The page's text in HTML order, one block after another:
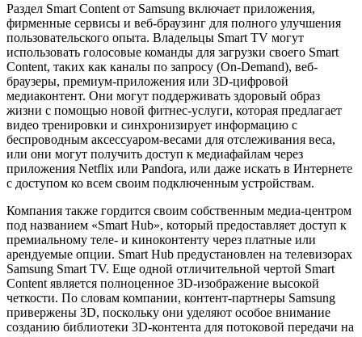
Раздел Smart Content от Samsung включает приложения,
фирменные сервисы и веб-браузинг для полного улучшения
пользовательского опыта. Владельцы Smart TV могут
использовать голосовые команды для загрузки своего Smart
Content, таких как каналы по запросу (On-Demand), веб-
браузеры, премиум-приложения или 3D-цифровой
медиаконтент. Они могут поддерживать здоровый образ
жизни с помощью новой фитнес-услуги, которая предлагает
видео тренировки и синхронизирует информацию с
беспроводным аксессуаром-весами для отслеживания веса,
или они могут получить доступ к медиафайлам через
приложения Netflix или Pandora, или даже искать в Интернете
с доступом ко всем своим подключенным устройствам.
Компания также гордится своим собственным медиа-центром
под названием «Smart Hub», который предоставляет доступ к
премиальному теле- и киноконтенту через платные или
арендуемые опции. Smart Hub предустановлен на телевизорах
Samsung Smart TV. Еще одной отличительной чертой Smart
Content является полноценное 3D-изображение высокой
четкости. По словам компании, контент-партнеры Samsung
привержены 3D, поскольку они уделяют особое внимание
созданию библиотеки 3D-контента для потоковой передачи на